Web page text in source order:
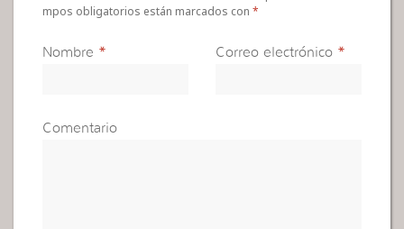
mpos obligatorios están marcados con*
Nombre * Correo electrónico *
Comentario